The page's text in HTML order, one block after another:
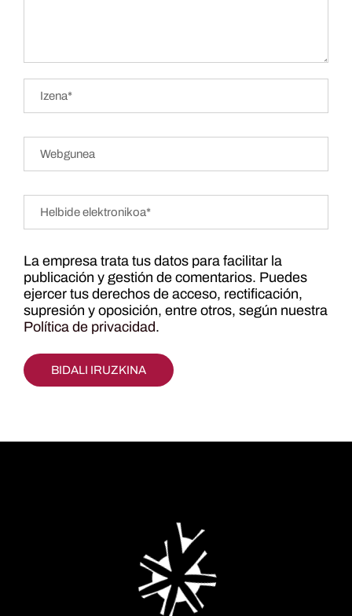
La empresa trata tus datos para facilitar la
publicación y gestión de comentarios. Puedes
ejercer tus derechos de acceso, rectificación,
supresión y oposición, entre otros, según nuestra
Política de privacidad.